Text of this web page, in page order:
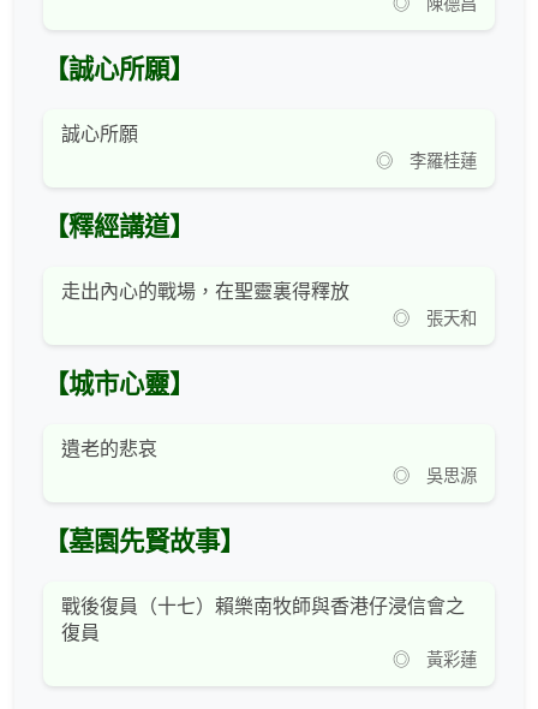
◎ 陳德昌
【誠心所願】
誠心所願
◎ 李羅桂蓮
【釋經講道】
走出內心的戰場，在聖靈裏得釋放
◎ 張天和
【城市心靈】
遺老的悲哀
◎ 吳思源
【墓園先賢故事】
戰後復員（十七）賴樂南牧師與香港仔浸信會之
復員
◎ 黃彩蓮